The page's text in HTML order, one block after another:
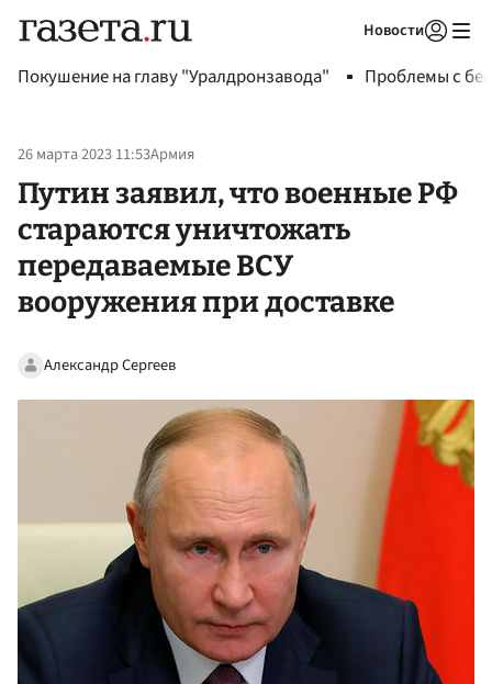
Новости
Покушение на главу "Уралдронзавода" Проблемы с
26 марта 2023 11:53Армия
Путин заявил, что военные РФ
стараются уничтожать
передаваемые ВСУ
вооружения при доставке
Александр Сергеев